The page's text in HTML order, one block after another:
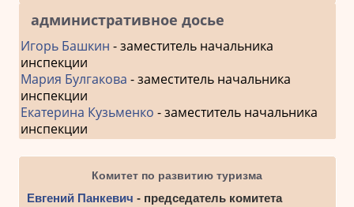
административное досье
Игорь Башкин - заместитель начальника
инспекции
Мария Булгакова - заместитель начальника
инспекции
Екатерина Кузьменко - заместитель начальника
инспекции
Комитет по развитию туризма
Евгений Панкевич - председатель комитета